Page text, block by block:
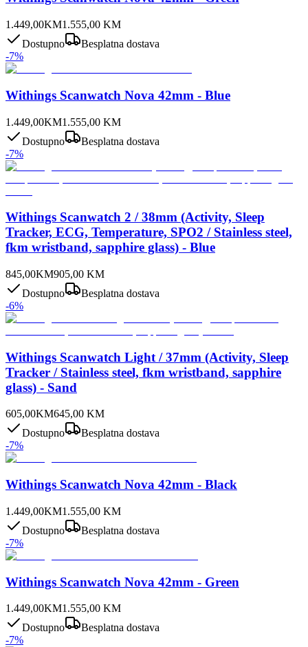
1.449,00KM1.555,00 KM
Dostupno
Besplatna dostava
-7%
Withings Scanwatch Nova 42mm - Blue
1.449,00KM1.555,00 KM
Dostupno
Besplatna dostava
-7%
Withings Scanwatch 2 / 38mm (Activity, Sleep
Tracker, ECG, Temperature, SPO2 / Stainless steel,
fkm wristband, sapphire glass) - Blue
845,00KM905,00 KM
Dostupno
Besplatna dostava
-6%
Withings Scanwatch Light / 37mm (Activity, Sleep
Tracker / Stainless steel, fkm wristband, sapphire
glass) - Sand
605,00KM645,00 KM
Dostupno
Besplatna dostava
-7%
Withings Scanwatch Nova 42mm - Black
1.449,00KM1.555,00 KM
Dostupno
Besplatna dostava
-7%
Withings Scanwatch Nova 42mm - Green
1.449,00KM1.555,00 KM
Dostupno
Besplatna dostava
-7%